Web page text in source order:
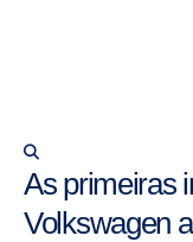
As primeiras
Volkswagen